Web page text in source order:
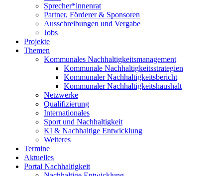
Sprecher*innenrat
Partner, Förderer & Sponsoren
Ausschreibungen und Vergabe
Jobs
Projekte
Themen
Kommunales Nachhaltigkeitsmanagement
Kommunale Nachhaltigkeitsstrategien
Kommunaler Nachhaltigkeitsbericht
Kommunaler Nachhaltigkeitshaushalt
Netzwerke
Qualifizierung
Internationales
Sport und Nachhaltigkeit
KI & Nachhaltige Entwicklung
Weiteres
Termine
Aktuelles
Portal Nachhaltigkeit